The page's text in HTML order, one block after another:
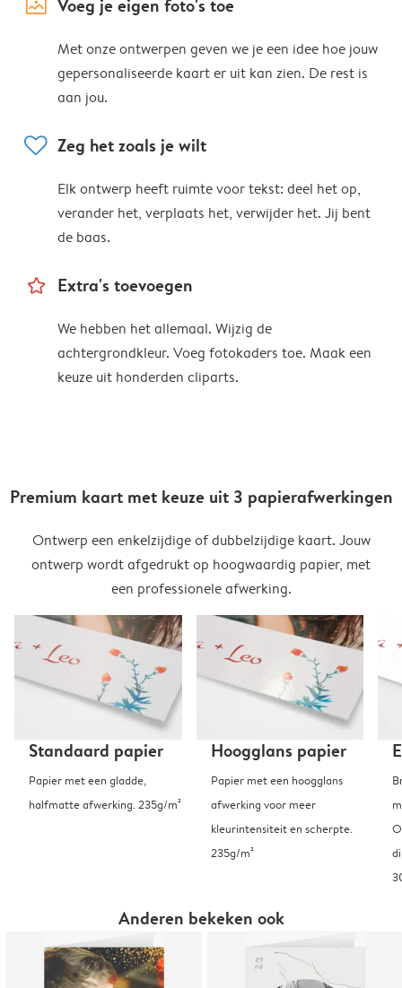
Voeg je eigen foto's toe
Met onze ontwerpen geven we je een idee hoe jouw
gepersonaliseerde kaart er uit kan zien. De rest is
aan jou.
heart Zeg het zoals je wilt
Elk ontwerp heeft ruimte voor tekst: deel het op,
verander het, verplaats het, verwijder het. Jij bent
de baas.
star_outline Extra's toevoegen
We hebben het allemaal. Wijzig de
achtergrondkleur. Voeg fotokaders toe. Maak een
keuze uit honderden cliparts.
Premium kaart met keuze uit 3 papierafwerkingen
Ontwerp een enkelzijdige of dubbelzijdige kaart. Jouw
ontwerp wordt afgedrukt op hoogwaardig papier, met
een professionele afwerking.
Standaard papier
Papier met een gladde,
halfmatte afwerking. 235g/m²
Hoogglans papier
Papier met een hoogglans
afwerking voor meer
kleurintensiteit en scherpte.
235g/m²
Anderen bekeken ook